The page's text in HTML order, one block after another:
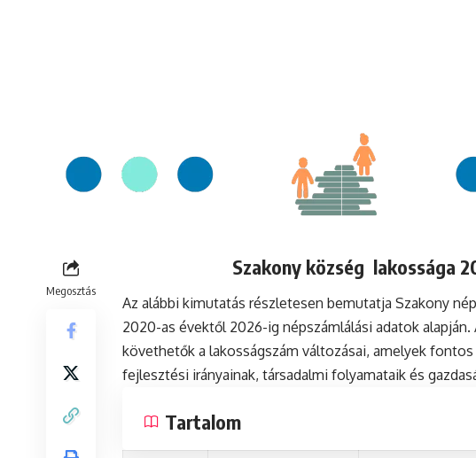
Megosztás
Szakony község lakossága
Az alábbi kimutatás részletesen bemutatja Szakony
2020-as évektől 2026-ig népszámlálási adatok
követhetők a lakosságszám változásai, amelyek
fejlesztési irányainak, társadalmi folyamataik és
Tartalom